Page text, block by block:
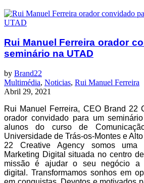
Rui Manuel Ferreira orador
seminário na UTAD
by Brand22
Multimédia, Noticias, Rui Manuel Ferreira
Abril 29, 2021
Rui Manuel Ferreira, CEO Brand 22
orador convidado para um
alunos do curso de
Universidade de Trás-os-Montes e
22 Creative Agency somos uma
Marketing Digital situada no centro
missão é ajudar o seu negócio a
digital. Transformamos sonhos em